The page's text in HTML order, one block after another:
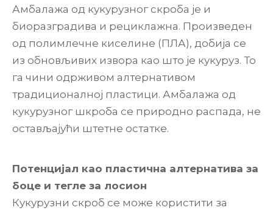
Амбалажа од кукурузног скроба је и
биоразградива и рециклажна. Произведен
од полимлечне киселине (ПЛА), добија се
из обновљивих извора као што је кукуруз. То
га чини одрживом алтернативом
традиционалној пластици. Амбалажа од
кукурузног шкроба се природно распада, не
остављајући штетне остатке.
Потенцијал као пластична алтернатива за
боце и тегле за лосион
Кукурузни скроб се може користити за